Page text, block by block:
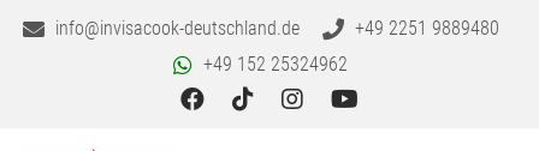
info@invisacook-deutschland.de
+49 2251 9889480
+49 152 25324962